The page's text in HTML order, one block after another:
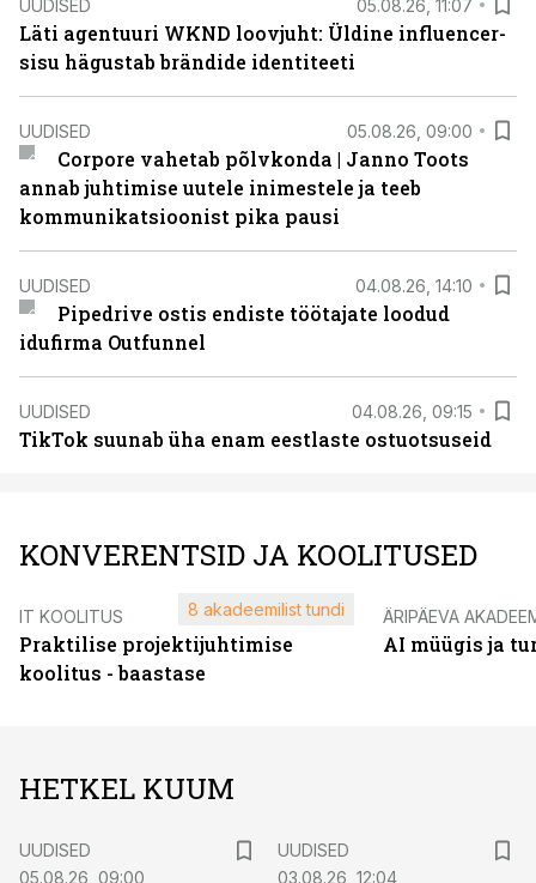
UUDISED 05.08.26, 11:07
Läti agentuuri WKND loovjuht: Üldine influencer-
sisu hägustab brändide identiteeti
UUDISED 05.08.26, 09:00
Corpore vahetab põlvkonda | Janno Toots
annab juhtimise uutele inimestele ja teeb
kommunikatsioonist pika pausi
UUDISED 04.08.26, 14:10
Pipedrive ostis endiste töötajate loodud
idufirma Outfunnel
UUDISED 04.08.26, 09:15
TikTok suunab üha enam eestlaste ostuotsuseid
KONVERENTSID JA KOOLITUSED
IT KOOLITUS
Praktilise projektijuhtimise
koolitus - baastase
8 akadeemilist tundi ÄRIPÄEVA
AI müügis ja
HETKEL KUUM
UUDISED
05.08.26, 09:00
UUDISED
03.08.26, 12:04